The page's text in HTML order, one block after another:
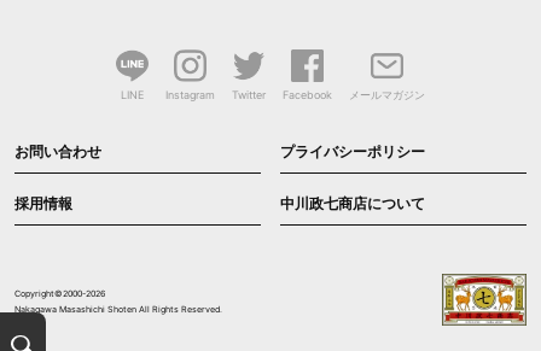
LINE Instagram Twitter Facebook メールマガジン
お問い合わせ プライバシーポリシー
採用情報 中川政七商店について
Copyright©2000-2026
Nakagawa Masashichi Shoten All Rights Reserved.